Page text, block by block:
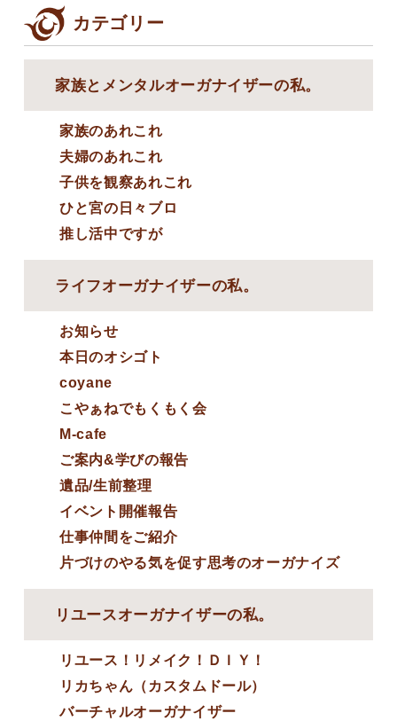
カテゴリー
家族とメンタルオーガナイザーの私。
家族のあれこれ
夫婦のあれこれ
子供を観察あれこれ
ひと宮の日々ブロ
推し活中ですが
ライフオーガナイザーの私。
お知らせ
本日のオシゴト
coyane
こやぁねでもくもく会
M-cafe
ご案内&学びの報告
遺品/生前整理
イベント開催報告
仕事仲間をご紹介
片づけのやる気を促す思考のオーガナイズ
リユースオーガナイザーの私。
リユース！リメイク！ＤＩＹ！
リカちゃん（カスタムドール）
バーチャルオーガナイザー